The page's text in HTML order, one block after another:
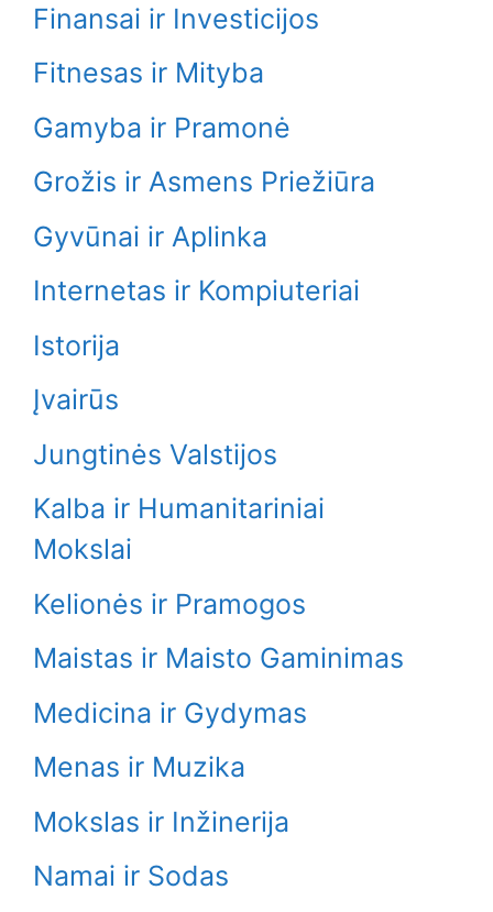
Finansai ir Investicijos
Fitnesas ir Mityba
Gamyba ir Pramonė
Grožis ir Asmens Priežiūra
Gyvūnai ir Aplinka
Internetas ir Kompiuteriai
Istorija
Įvairūs
Jungtinės Valstijos
Kalba ir Humanitariniai
Mokslai
Kelionės ir Pramogos
Maistas ir Maisto Gaminimas
Medicina ir Gydymas
Menas ir Muzika
Mokslas ir Inžinerija
Namai ir Sodas